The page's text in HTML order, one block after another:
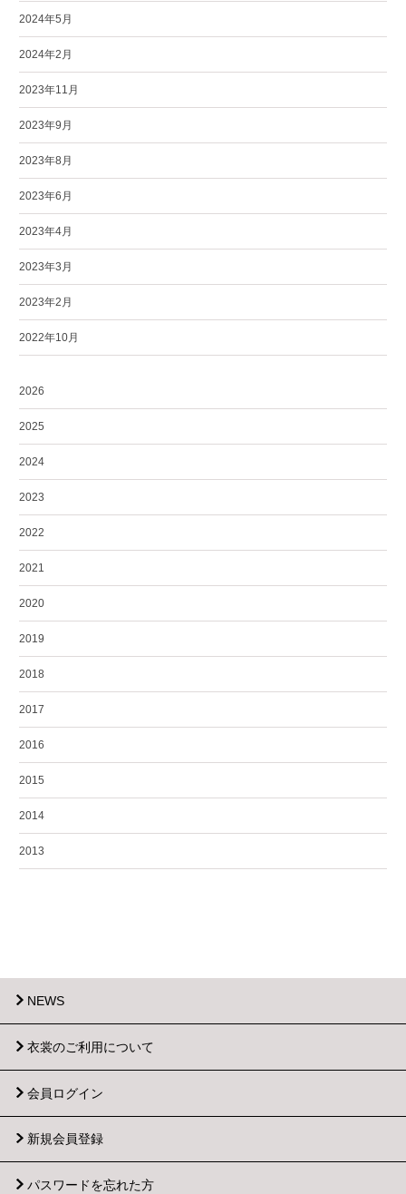
2024年5月
2024年2月
2023年11月
2023年9月
2023年8月
2023年6月
2023年4月
2023年3月
2023年2月
2022年10月
2026
2025
2024
2023
2022
2021
2020
2019
2018
2017
2016
2015
2014
2013
NEWS
衣裳のご利用について
会員ログイン
新規会員登録
パスワードを忘れた方